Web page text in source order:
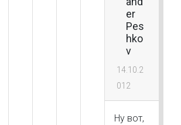
er
Pes
hko
v
14.10.2
012
Ну вот,